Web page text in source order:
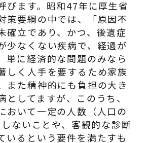
びます。昭和47年に厚生省
策要綱の中では、「原因不
確立であり、かつ、後遺症
少なくない疾病で、経過が
単に経済的な問題のみなら
しく人手を要するため家族
また精神的にも負担の大き
としてますが、このうち、
おいて一定の人数（人口の
ないことや、客観的な診断
いるという要件を満たすも